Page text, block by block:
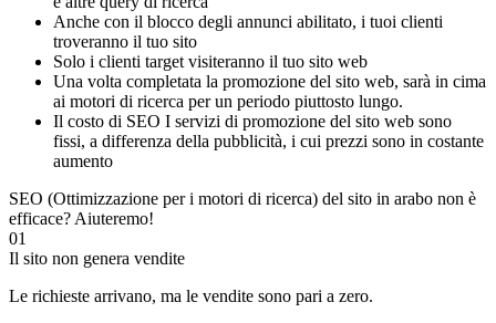
Anche con il blocco degli annunci abilitato, i tuoi clienti
troveranno il tuo sito
Solo i clienti target visiteranno il tuo sito web
Una volta completata la promozione del sito web, sarà in cima
ai motori di ricerca per un periodo piuttosto lungo.
Il costo di SEO I servizi di promozione del sito web sono
fissi, a differenza della pubblicità, i cui prezzi sono in costante
aumento
SEO (Ottimizzazione per i motori di ricerca) del sito in arabo non è
efficace? Aiuteremo!
01
Il sito non genera vendite
Le richieste arrivano, ma le vendite sono pari a zero.